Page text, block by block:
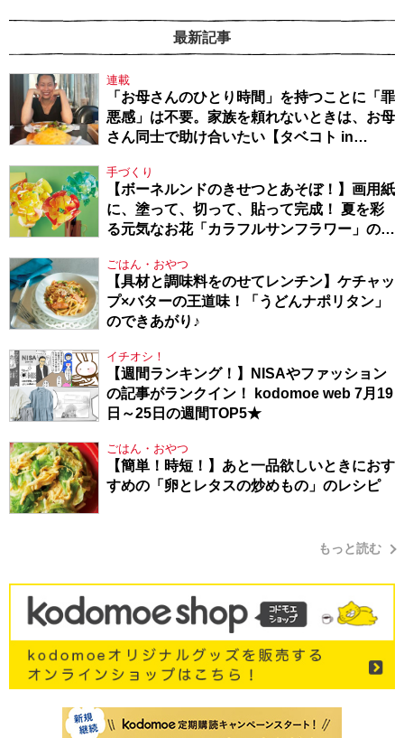
最新記事
連載
「お母さんのひとり時間」を持つことに「罪
悪感」は不要。家族を頼れないときは、お母
さん同士で助け合いたい【タベコト in
手づくり
【ボーネルンドのきせつとあそぼ！】画用紙
に、塗って、切って、貼って完成！ 夏を彩
る元気なお花「カラフルサンフラワー」の作
ごはん・おやつ
【具材と調味料をのせてレンチン】ケチャッ
プ×バターの王道味！「うどんナポリタン」
のできあがり♪
イチオシ！
【週間ランキング！】NISAやファッション
の記事がランクイン！ kodomoe web 7月19
日～25日の週間TOP5★
ごはん・おやつ
【簡単！時短！】あと一品欲しいときにおす
すめの「卵とレタスの炒めもの」のレシピ
もっと読む